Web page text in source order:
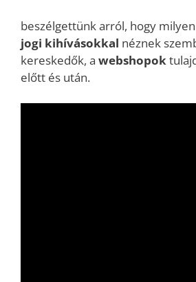
beszélgettünk arról, hogy milyen
jogi kihívásokkal néznek
kereskedők, a webshopok
előtt és után.